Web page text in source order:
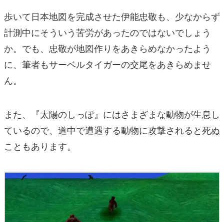
歩いて日本地図を完成させた伊能忠敬も、少なからず
計測中にそういう苦労があったのではないでしょう
か。でも、忠敬が地図作りをあきらめなかったよう
に、筆者もサーベルタイガーの交尾をあきらめませ
ん。
また、『太陽のしっぽ』にはさまざまな動物が生息し
ているので、道中で遭遇する動物に攻撃されると死ぬ
こともあります。